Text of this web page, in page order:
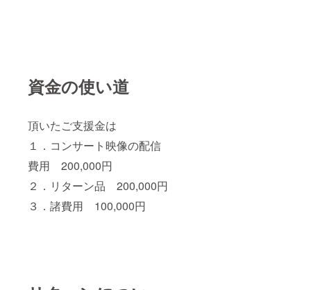
資金の使い道
頂いたご支援金は
１．コンサート映像の配信
費用 200,000円
２．リターン品 200,000円
３．諸費用 100,000円